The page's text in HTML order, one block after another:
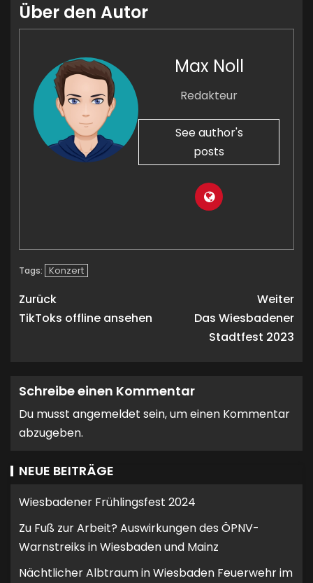
Über den Autor
Max Noll
Redakteur
See author's
posts
Tags: Konzert
Zurück
TikToks offline ansehen
Weiter
Das Wiesbadener
Stadtfest 2023
Schreibe einen Kommentar
Du musst angemeldet sein, um einen Kommentar
abzugeben.
NEUE BEITRÄGE
Wiesbadener Frühlingsfest 2024
Zu Fuß zur Arbeit? Auswirkungen des ÖPNV-
Warnstreiks in Wiesbaden und Mainz
Nächtlicher Albtraum in Wiesbaden Feuerwehr im